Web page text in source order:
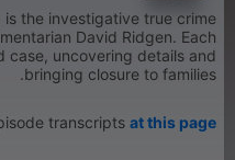
is the investigative true crime
David Ridgen. Each
case, uncovering details and
bringing closure to families.
transcripts at this page